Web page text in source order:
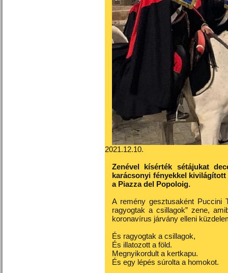
2021.12.10.
Zenével kísérték sétájukat
karácsonyi fényekkel
a Piazza del Popoloig.
A remény gesztusaként Puccini
ragyogtak a csillagok” zene,
koronavírus járvány elleni
És ragyogtak a csillagok,
És illatozott a föld.
Megnyikordult a kertkapu.
És egy lépés súrolta a homokot.